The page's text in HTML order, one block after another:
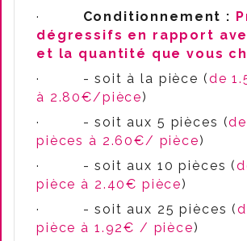
·
Conditionnement :
dégressifs en rapport
et la quantité que vous
·
- soit à la pièce (de
à 2.80€/pièce)
·
- soit aux 5 pièces (
pièces à 2.60€/ pièce)
·
- soit aux 10 pièces (
pièce à 2.40€ pièce)
·
- soit aux 25 pièces (
pièce à 1.92€ / pièce)